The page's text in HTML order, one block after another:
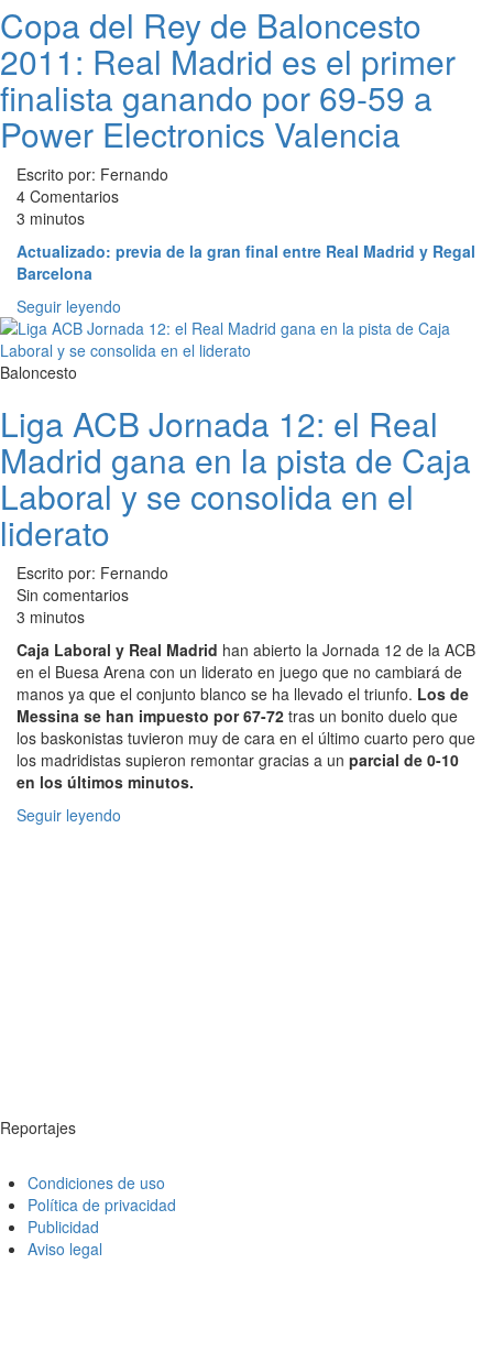
Copa del Rey de Baloncesto
2011: Real Madrid es el primer
finalista ganando por 69-59 a
Power Electronics Valencia
Escrito por: Fernando
4 Comentarios
3 minutos
Actualizado: previa de la gran final entre Real Madrid y Regal
Barcelona
Seguir leyendo
Baloncesto
Liga ACB Jornada 12: el Real
Madrid gana en la pista de Caja
Laboral y se consolida en el
liderato
Escrito por: Fernando
Sin comentarios
3 minutos
Caja Laboral y Real Madrid han abierto la Jornada 12 de la ACB
en el Buesa Arena con un liderato en juego que no cambiará de
manos ya que el conjunto blanco se ha llevado el triunfo. Los de
Messina se han impuesto por 67-72 tras un bonito duelo que
los baskonistas tuvieron muy de cara en el último cuarto pero que
los madridistas supieron remontar gracias a un parcial de 0-10
en los últimos minutos.
Seguir leyendo
Reportajes
Condiciones de uso
Política de privacidad
Publicidad
Aviso legal